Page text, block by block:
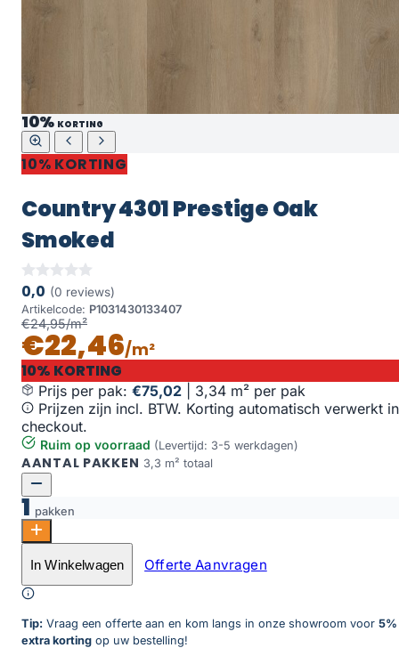
10% KORTING
10% KORTING
Country 4301 Prestige Oak
Smoked
0,0 (0 reviews)
Artikelcode: P1031430133407
€24,95/m²
€22,46/m²
10% KORTING
Prijs per pak: €75,02
3,34 m² per pak
Prijzen zijn incl. BTW. Korting automatisch verwerkt in
checkout.
Ruim op voorraad (Levertijd: 3-5 werkdagen)
AANTAL PAKKEN 3,3 m² totaal
1 pakken
Country 4301 Prestige Oak Smoked aantal
Toevoegen aan winkelwagen
In Winkelwagen Offerte Aanvragen
Tip: Vraag een offerte aan en kom langs in onze showroom voor 5%
extra korting op uw bestelling!